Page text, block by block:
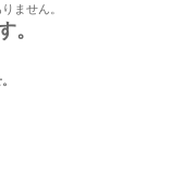
ません。
。